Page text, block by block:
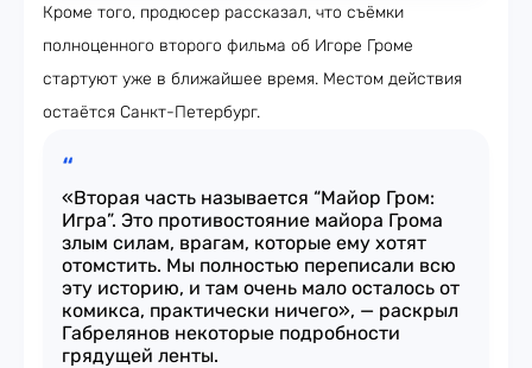
Кроме того, продюсер рассказал, что съёмки
полноценного второго фильма об Игоре Громе
стартуют уже в ближайшее время. Местом действия
остаётся Санкт-Петербург.
«Вторая часть называется “Майор Гром:
Игра”. Это противостояние майора Грома
злым силам, врагам, которые ему хотят
отомстить. Мы полностью переписали всю
эту историю, и там очень мало осталось от
комикса, практически ничего», — раскрыл
Габрелянов некоторые подробности
грядущей ленты.